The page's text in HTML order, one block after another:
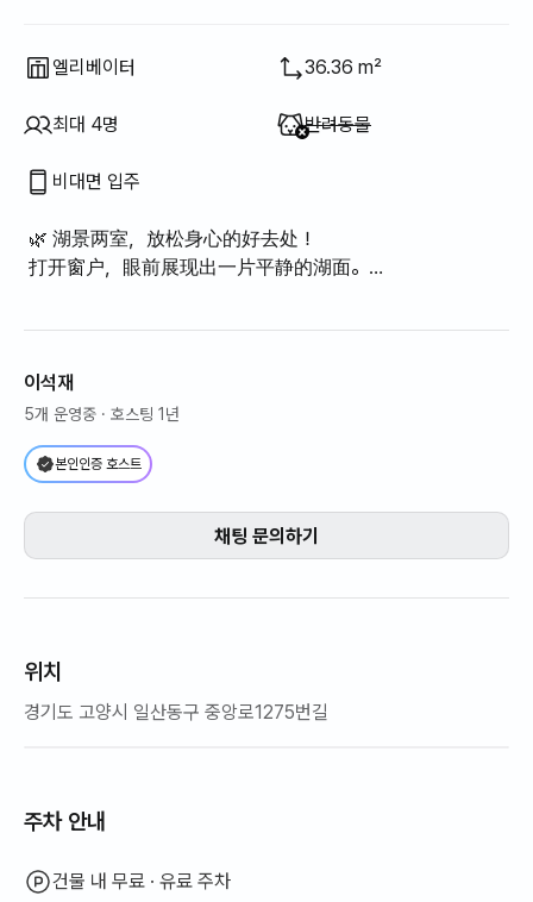
엘리베이터 36.36 m²
최대 4명 이용 불가
반려동물
비대면 입주
🌿 湖景两室，放松身心的好去处！
打开窗户，眼前展现出一片平静的湖面。
（最多可供4人使用）
이석재
5개 운영중 · 호스팅 1년
본인인증 호스트
채팅 문의하기
위치
경기도 고양시 일산동구 중앙로1275번길
주차 안내
건물 내 무료 · 유료 주차